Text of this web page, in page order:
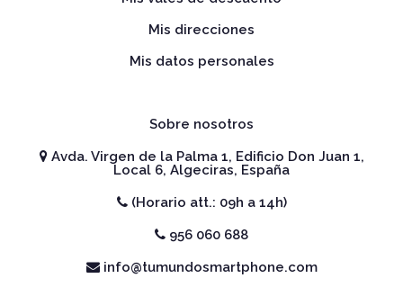
Mis direcciones
Mis datos personales
Sobre nosotros
Avda. Virgen de la Palma 1, Edificio Don Juan 1,
Local 6, Algeciras, España
(Horario att.: 09h a 14h)
956 060 688
info@tumundosmartphone.com